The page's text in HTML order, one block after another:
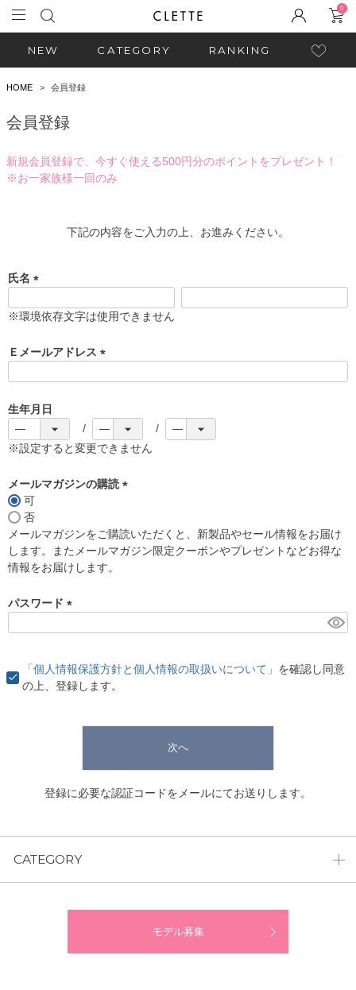
0
NEW CATEGORY RANKING
HOME 会員登録
会員登録
新規会員登録で、今すぐ使える500円分のポイントをプレゼント！
※お一家族様一回のみ
下記の内容をご入力の上、お進みください。
氏名
必
)
※環境依存文字は使用できません
Ｅメールアドレス
)
生年月日
※設定すると変更できません
メールマガジンの購読
須
)
可
否
メールマガジンをご購読いただくと、新製品やセール情報をお届け
します。またメールマガジン限定クーポンやプレゼントなどお得な
情報をお届けします。
パスワード
)
「個人情報保護方針と個人情報の取扱いについて」 を確認し同意
の上、登録します。
次へ
登録に必要な認証コードをメールにてお送りします。
CATEGORY
モデル募集